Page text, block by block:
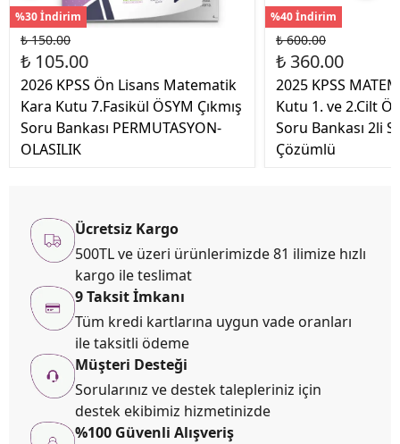
%30 İndirim
₺ 150.00
₺ 105.00
2026 KPSS Ön Lisans Matematik
Kara Kutu 7.Fasikül ÖSYM Çıkmış
Soru Bankası PERMUTASYON-
OLASILIK
%40 İndirim
₺ 600.00
₺ 360.00
2025 KPSS
Kutu 1. ve 2.Cilt
Soru Bankası 2li
Çözümlü
Ücretsiz Kargo
500TL ve üzeri ürünlerimizde 81 ilimize hızlı
kargo ile teslimat
9 Taksit İmkanı
Tüm kredi kartlarına uygun vade oranları
ile taksitli ödeme
Müşteri Desteği
Sorularınız ve destek talepleriniz için
destek ekibimiz hizmetinizde
%100 Güvenli Alışveriş